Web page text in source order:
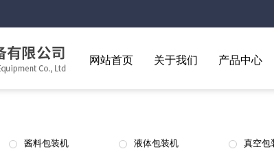
网站首页 关于我们 产品中心
酱料包装机 液体包装机 真空包